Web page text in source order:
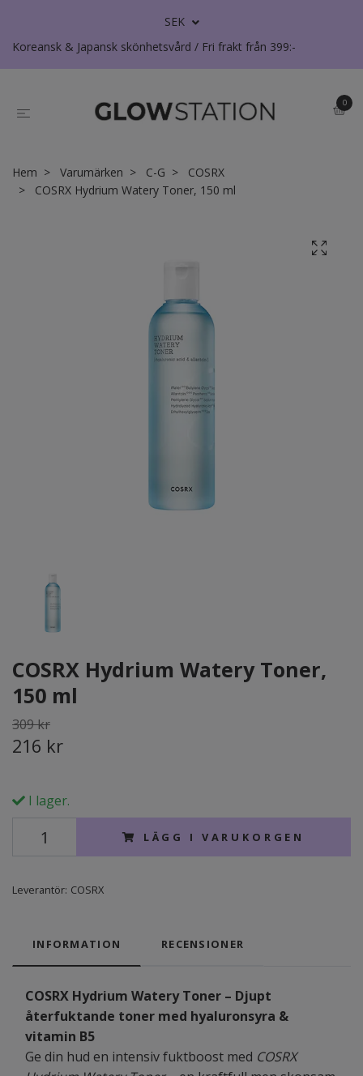
SEK
Koreansk & Japansk skönhetsvård / Fri frakt från 399:-
0
Hem Varumärken C-G
COSRX
COSRX Hydrium Watery Toner, 150 ml
COSRX Hydrium Watery Toner,
150 ml
309 kr
216 kr
I lager.
LÄGG I VARUKORGEN
Leverantör: COSRX
INFORMATION RECENSIONER
COSRX Hydrium Watery Toner – Djupt
återfuktande toner med hyaluronsyra &
vitamin B5
Ge din hud en intensiv fuktboost med COSRX